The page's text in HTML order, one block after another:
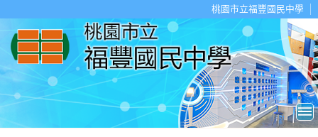
桃園市立福豐國民中學